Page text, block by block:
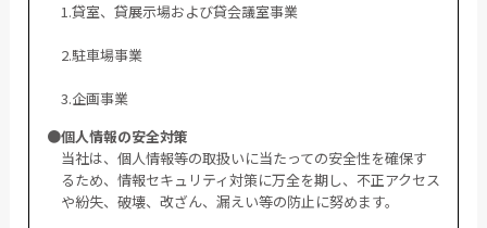
1.貸室、貸展示場および貸会議室事業
2.駐車場事業
3.企画事業
●個人情報の安全対策
当社は、個人情報等の取扱いに当たっての安全性を確保す
るため、情報セキュリティ対策に万全を期し、不正アクセス
や紛失、破壊、改ざん、漏えい等の防止に努めます。